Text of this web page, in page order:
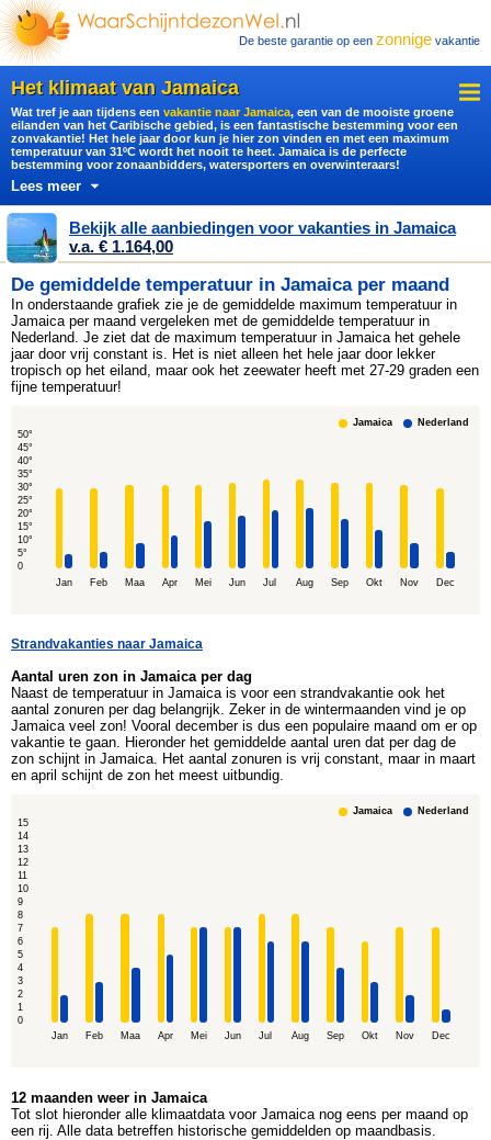
De beste garantie op een zonnige vakantie
Het klimaat van Jamaica
Wat tref je aan tijdens een vakantie naar Jamaica, een van de mooiste groene
eilanden van het Caribische gebied, is een fantastische bestemming voor een
zonvakantie! Het hele jaar door kun je hier zon vinden en met een maximum
temperatuur van 31ºC wordt het nooit te heet. Jamaica is de perfecte
bestemming voor zonaanbidders, watersporters en overwinteraars!
Lees meer
Bekijk alle aanbiedingen voor vakanties in Jamaica
v.a. € 1.164,00
De gemiddelde temperatuur in Jamaica per maand
In onderstaande grafiek zie je de gemiddelde maximum temperatuur in
Jamaica per maand vergeleken met de gemiddelde temperatuur in
Nederland. Je ziet dat de maximum temperatuur in Jamaica het gehele
jaar door vrij constant is. Het is niet alleen het hele jaar door lekker
tropisch op het eiland, maar ook het zeewater heeft met 27-29 graden een
fijne temperatuur!
50°
45°
40°
35°
30°
25°
20°
15°
10°
5°
0
Jan
Feb Maa Apr Mei Jun Jul Aug Sep Okt Nov Dec
Jamaica Nederland
Strandvakanties naar Jamaica
Aantal uren zon in Jamaica per dag
Naast de temperatuur in Jamaica is voor een strandvakantie ook het
aantal zonuren per dag belangrijk. Zeker in de wintermaanden vind je op
Jamaica veel zon! Vooral december is dus een populaire maand om er op
vakantie te gaan. Hieronder het gemiddelde aantal uren dat per dag de
zon schijnt in Jamaica. Het aantal zonuren is vrij constant, maar in maart
en april schijnt de zon het meest uitbundig.
15
14
13
12
11
10
9
8
7
6
5
4
3
2
1
0
Jan
Feb Maa Apr Mei Jun Jul Aug Sep Okt Nov Dec
Jamaica Nederland
12 maanden weer in Jamaica
Tot slot hieronder alle klimaatdata voor Jamaica nog eens per maand op
een rij. Alle data betreffen historische gemiddelden op maandbasis.